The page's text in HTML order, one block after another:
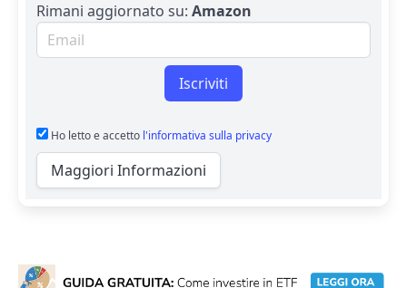
Rimani aggiornato su: Amazon
Email per newsletter
Iscriviti
Ho letto e accetto l'informativa sulla privacy
Maggiori Informazioni